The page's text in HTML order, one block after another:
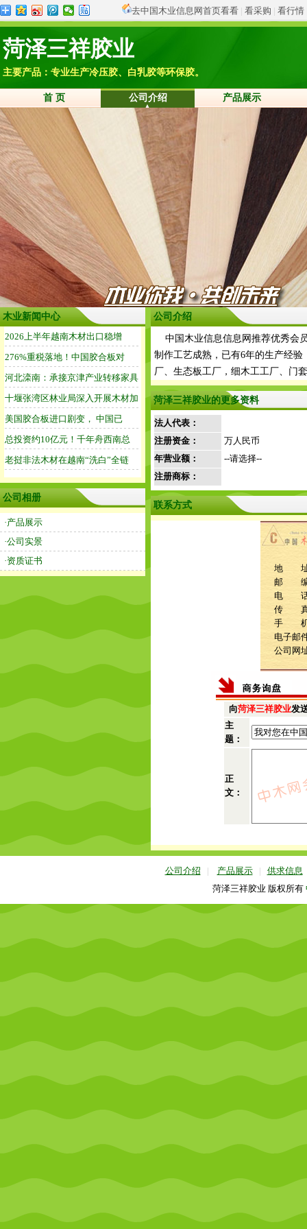
去中国木业信息网首页看看 | 看采购 | 看行情
菏泽三祥胶业
主要产品：专业生产冷压胶、白乳胶等环保胶。
首 页 公司介绍 产品展示
木业新闻中心
公司相册
·产品展示
·公司实景
·资质证书
公司介绍
中国木业信息信息网推荐优秀会
制作工艺成熟，已有6年的生产经
厂、生态板工厂，细木工工厂、门
菏泽三祥胶业的更多资料
法人代表：
注册资金：
万人民币
年营业额：
--请选择--
注册商标：
联系方式
地 址
邮 编
电 话
传 真
手 机
电子邮
公司网
向菏泽三祥胶业发
主
题：
正
文：
公司介绍 | 产品展示 |
供求信息
菏泽三祥胶业 版权所有